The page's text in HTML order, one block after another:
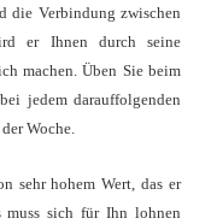
die Verbindung zwischen
er Ihnen durch seine
machen. Üben Sie beim
jedem darauffolgenden
Woche.
sehr hohem Wert, das er
muss sich für Ihn lohnen